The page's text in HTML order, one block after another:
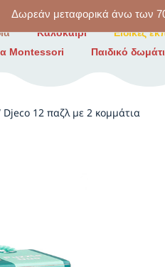
Δωρεάν μεταφορικά άνω των
Καλοκαίρι Ειδικές
Montessori Παιδικό
12 παζλ με 2 κομμάτια